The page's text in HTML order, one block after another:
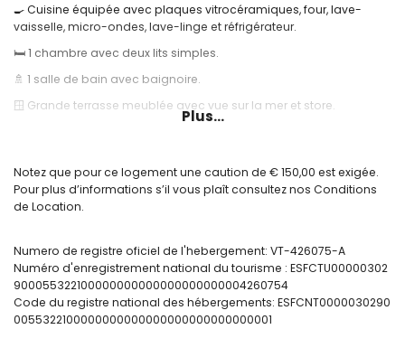
🍳 Cuisine équipée avec plaques vitrocéramiques, four, lave-
vaisselle, micro-ondes, lave-linge et réfrigérateur.
🛏️ 1 chambre avec deux lits simples.
🚿 1 salle de bain avec baignoire.
🪟 Grande terrasse meublée avec vue sur la mer et store.
🏊 Piscine communautaire et douche extérieure.
Informations utiles:
🚫 Les animaux ne sont pas autorisés.
📦 Draps, serviettes et torchons inclus.
📞 Service téléphonique d’urgence 24h/24.
Plus...
Notez que pour ce logement une caution de € 150,00 est exigée.
Pour plus d’informations s’il vous plaît consultez nos Conditions
de Location.
Numero de registre oficiel de l'hebergement: VT-426075-A
Numéro d'enregistrement national du tourisme : ESFCTU00000302
900055322100000000000000000000004260754
Code du registre national des hébergements: ESFCNT0000030290
0055322100000000000000000000000000001